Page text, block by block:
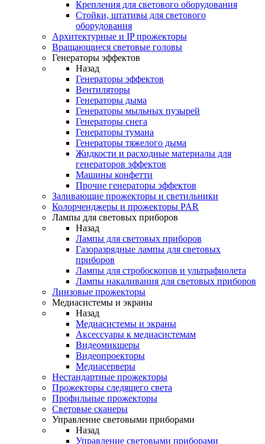
Крепления для светового оборудования
Стойки, штативы для светового
оборудования
Архитектурные и IP прожекторы
Вращающиеся световые головы
Генераторы эффектов
Назад
Генераторы эффектов
Вентиляторы
Генераторы дыма
Генераторы мыльных пузырей
Генераторы снега
Генераторы тумана
Генераторы тяжелого дыма
Жидкости и расходные материалы для
генераторов эффектов
Машины конфетти
Прочие генераторы эффектов
Заливающие прожекторы и светильники
Колорченджеры и прожекторы PAR
Лампы для световых приборов
Назад
Лампы для световых приборов
Газоразрядные лампы для световых
приборов
Лампы для стробоскопов и ультрафиолета
Лампы накаливания для световых приборов
Линзовые прожекторы
Медиасистемы и экраны
Назад
Медиасистемы и экраны
Аксессуары к медиасистемам
Видеомикшеры
Видеопроекторы
Медиасерверы
Нестандартные прожекторы
Прожекторы следящего света
Профильные прожекторы
Световые сканеры
Управление световыми приборами
Назад
Управление световыми приборами